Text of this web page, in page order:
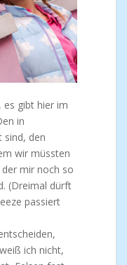
es gibt hier im
in
sind, den
wir müssten
mir noch so
(Dreimal dürft
passiert
ich nicht,